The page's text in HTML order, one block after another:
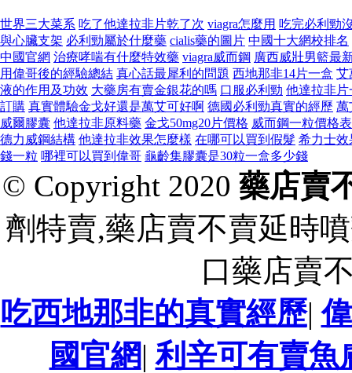
世界三大菜系 吃了他達拉非片乾了次 viagra怎麼用 吃完必利勁
與心臟支架 必利勁屬於什麼藥 cialis藥的圖片 中國十大網校排名
中國官網 治療哮喘有什麼特效藥 viagra威而鋼 廣西威壯男籃最
用偉哥後的經驗總結 真心話最犀利的問題 西地那非14片一盒 艾
液的作用及功效 大藥房有賣金銀花的嗎 口服必利勁 他達拉非
訂購 真實體驗金戈好還是萬艾可好啊 德國必利勁真實的經歷 萬
威爾膠囊 他達拉非原料藥 金戈50mg20片價格 威而鋼一粒價格表
德力威鋼結構 他達拉非效果怎麼樣 在哪可以買到假髮 希力士效
錢一粒 哪裡可以買到偉哥 龜齡集膠囊是30粒一盒多少錢
© Copyright 2020 藥店賣
劑特賣,藥店賣不賣延時
口藥店賣
吃西地那非的真實經歷|
國官網|利辛可有賣魚